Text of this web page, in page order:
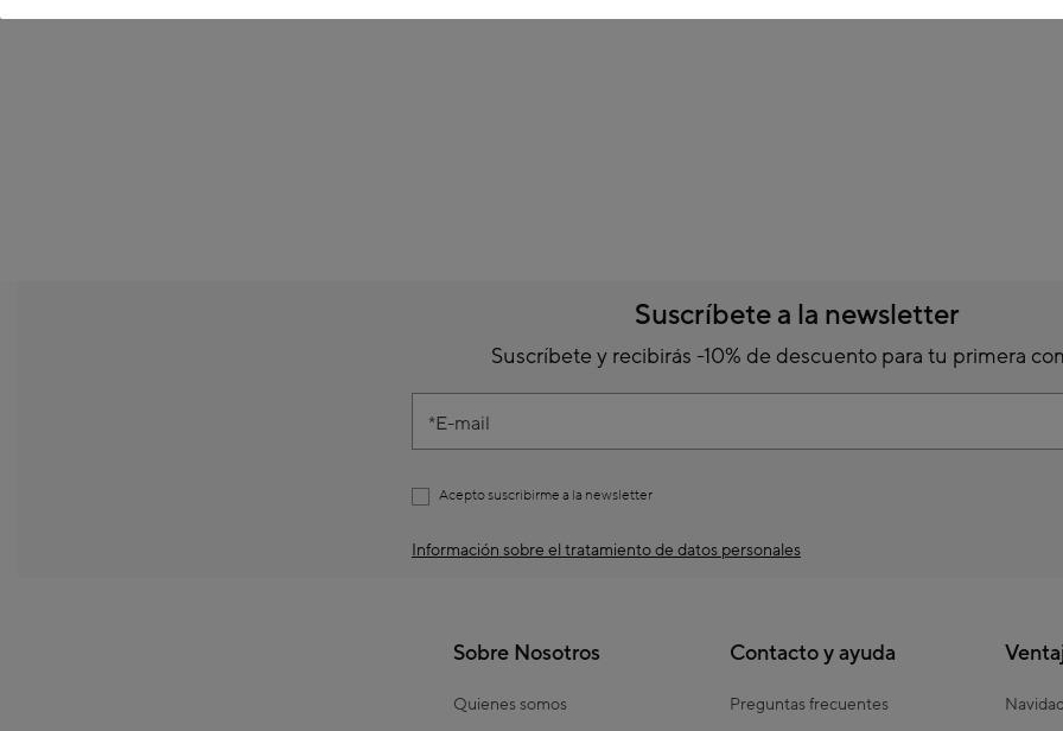
Suscríbete a la newsletter
Suscríbete y recibirás -10% de descuento para tu primera
E-mail
Acepto suscribirme a la newsletter
Información sobre el tratamiento de datos personales
Sobre Nosotros
Quienes somos
Contacto y ayuda
Preguntas frecuentes Navidad